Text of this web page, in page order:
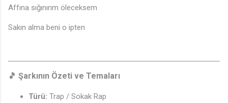
Affına sığınırım öleceksem
Sakın alma beni o ipten
🎵 Şarkının Özeti ve Temaları
Türü: Trap / Sokak Rap